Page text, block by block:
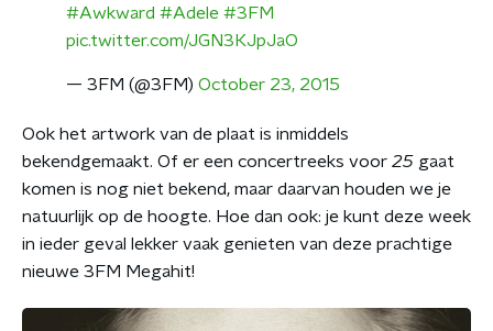
#Awkward #Adele #3FM
pic.twitter.com/JGN3KJpJaO
— 3FM (@3FM) October 23, 2015
Ook het artwork van de plaat is inmiddels
bekendgemaakt. Of er een concertreeks voor 25 gaat
komen is nog niet bekend, maar daarvan houden we je
natuurlijk op de hoogte. Hoe dan ook: je kunt deze week
in ieder geval lekker vaak genieten van deze prachtige
nieuwe 3FM Megahit!